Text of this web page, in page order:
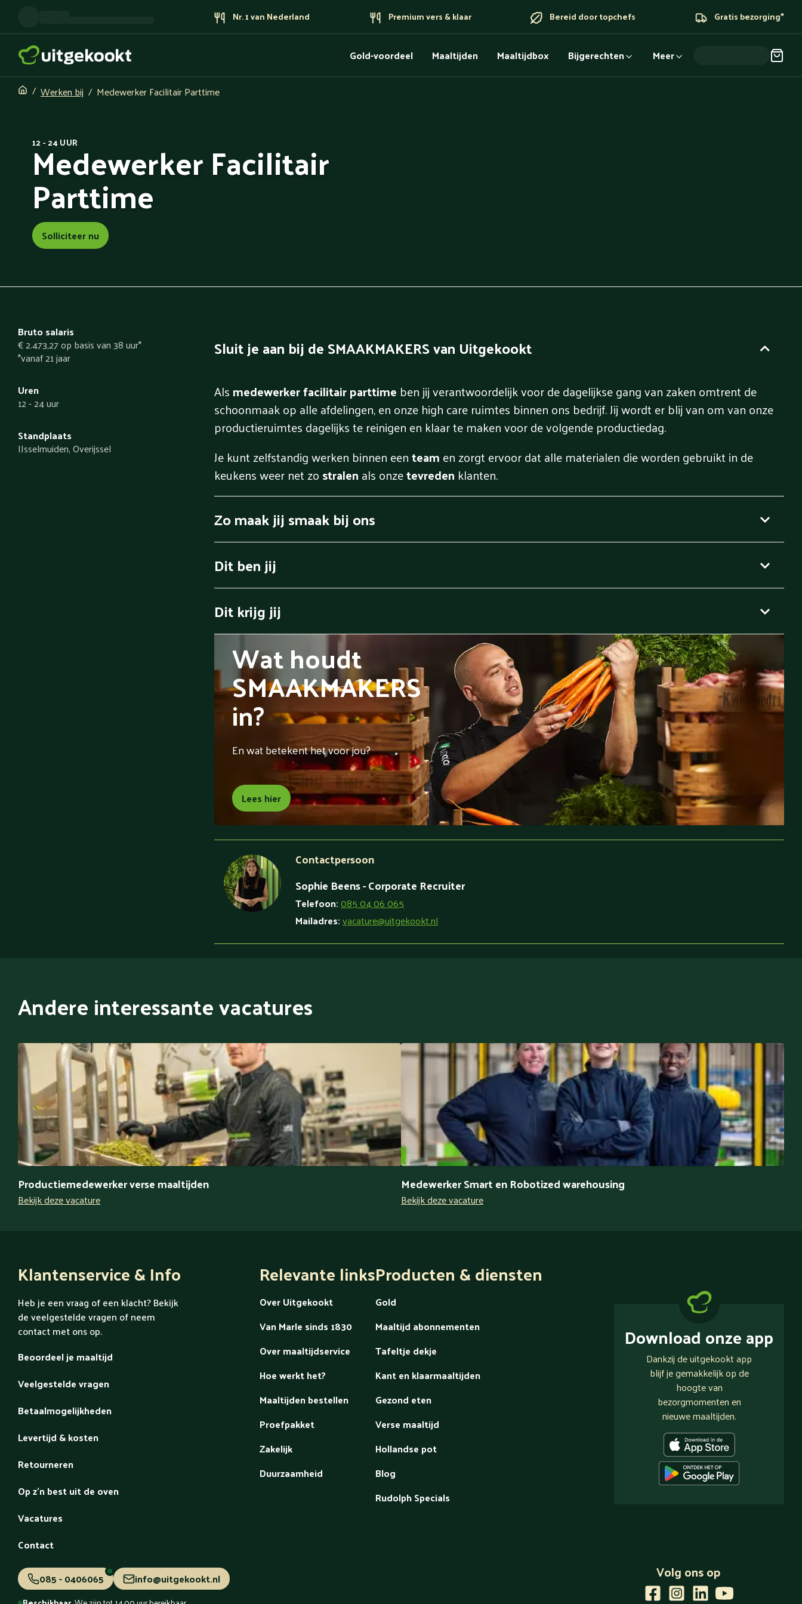
Nr. 1 van Nederland Premium vers & klaar Bereid door topchefs Gratis bezorging*
Gold-voordeel Maaltijden Maaltijdbox Bijgerechten Meer
Werken bij Medewerker Facilitair Parttime
12 - 24 UUR
Medewerker Facilitair
Parttime
Solliciteer nu
Bruto salaris
€ 2.473,27 op basis van 38 uur*
*vanaf 21 jaar
Uren
12 - 24 uur
Standplaats
IJsselmuiden, Overijssel
Sluit je aan bij de SMAAKMAKERS van Uitgekookt
Alsmedewerker facilitair parttime ben jij verantwoordelijk voor de dagelijkse gang van zaken omtrent de
schoonmaak op alle afdelingen, en onze high care ruimtes binnen ons bedrijf. Jij wordt er blij van om van onze
productieruimtes dagelijks te reinigen en klaar te maken voor de volgende productiedag.
Je kunt zelfstandig werken binnen eenteamen zorgt ervoor dat alle materialen die worden gebruikt in de
keukens weer net zostralenals onzetevreden klanten.
Zo maak jij smaak bij ons
Dit ben jij
Dit krijg jij
Wat houdt
SMAAKMAKERS
in?
En wat betekent het voor jou?
Lees hier
Contactpersoon
Sophie Beens-Corporate Recruiter
Telefoon:085 04 06 065
Mailadres:vacature@uitgekookt.nl
Andere interessante vacatures
Productiemedewerker verse maaltijden
Bekijk deze vacature
Medewerker Smart en Robotized warehousing
Bekijk deze vacature
Klantenservice & Info
Heb je een vraag of een klacht? Bekijk
de veelgestelde vragen of neem
contact met ons op.
Beoordeel je maaltijd
Veelgestelde vragen
Betaalmogelijkheden
Levertijd & kosten
Retourneren
Op z'n best uit de oven
Vacatures
Contact
Relevante links
Over Uitgekookt
Van Marle sinds 1830
Over maaltijdservice
Hoe werkt het?
Maaltijden bestellen
Proefpakket
Zakelijk
Duurzaamheid
Producten & diensten
Gold
Maaltijd abonnementen
Tafeltje dekje
Kant en klaarmaaltijden
Gezond eten
Verse maaltijd
Hollandse pot
Blog
Rudolph Specials
Download onze app
Dankzij de uitgekookt app
blijf je gemakkelijk op de
hoogte van
bezorgmomenten en
nieuwe maaltijden.
085 - 0406065 info@uitgekookt.nl Volg ons op